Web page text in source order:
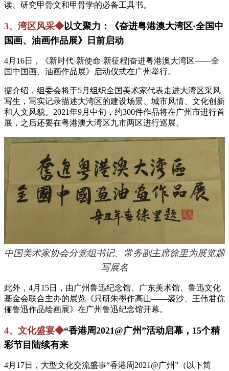
读、研究甲骨文和甲骨学的必备工具书。
3、湾区风采◆以文聚力：《奋进粤港澳大湾区·全国中
国画、油画作品展》日前启动
4月16日，《新时代·新使命·新征程|奋进粤港澳大湾区——全
国中国画、油画作品展》启动仪式在广州举行。
据介绍，组委会将于5月组织全国美术家代表走进大湾区采风
写生，写实记录描述大湾区的建设场景、城市风情、文化创新
和人文风貌。2021年9月中旬，约300件作品将在广州市进行首
展，之后还要在粤港澳大湾区九市两区进行巡展。
中国美术家协会分党组书记、常务副主席徐里为展览题
写展名
此外，4月15日，由广州鲁迅纪念馆、广东美术馆、鲁迅文化
基金会联合主办的展览《只研朱墨作高山——裘沙、王伟君伉
俪鲁迅作品绘画展》在广州鲁迅纪念馆开幕。
4、文化盛宴◆“香港周2021@广州”活动启幕，15个精
彩节目陆续有来
4月17日，大型文化交流盛事“香港周2021@广州”（以下简